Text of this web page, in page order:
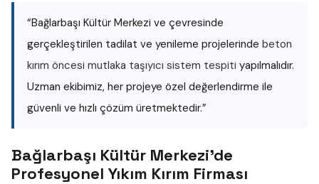
“Bağlarbaşı Kültür Merkezi ve çevresinde
gerçekleştirilen tadilat ve yenileme projelerinde beton
kırım öncesi mutlaka taşıyıcı sistem tespiti yapılmalıdır.
Uzman ekibimiz, her projeye özel değerlendirme ile
güvenli ve hızlı çözüm üretmektedir.”
Bağlarbaşı Kültür Merkezi'de
Profesyonel Yıkım Kırım Firması